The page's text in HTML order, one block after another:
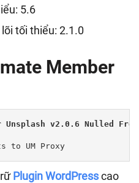
5.6
tối thiểu: 2.1.0
Member
Unsplash v2.0.6 Nulled Free
to UM Proxy
Plugin WordPresscao